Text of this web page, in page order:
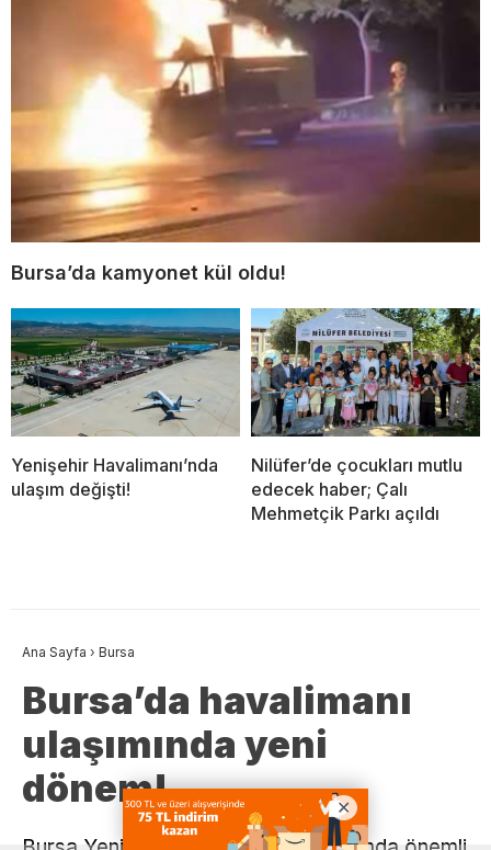
Bursa’da kamyonet kül oldu!
Yenişehir Havalimanı’nda
ulaşım değişti!
Nilüfer’de çocukları mutlu
edecek haber; Çalı
Mehmetçik Parkı açıldı
Ana Sayfa › Bursa
Bursa’da havalimanı
ulaşımında yeni
dönem!